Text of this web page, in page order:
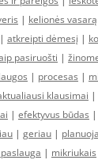
| kelionės vasarą
| atkreipti dėmesį |
pasiruošti |
| procesas |
klausimai |
| efektyvus būdas |
| geriau |
| mikriukais